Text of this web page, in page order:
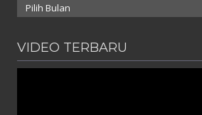
Arsip
VIDEO TERBARU